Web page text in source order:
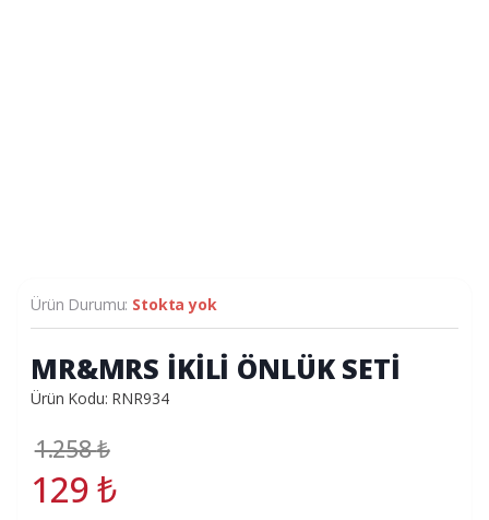
Ürün Durumu: Stokta yok
MR&MRS İKİLİ ÖNLÜK SETİ
Ürün Kodu: RNR934
1.258₺
129₺